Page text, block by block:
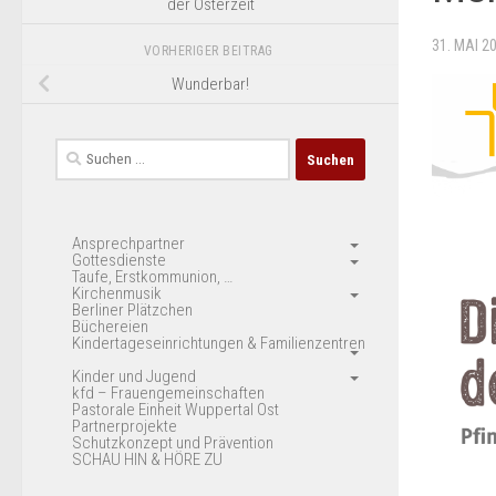
31. MAI
der Osterzeit
VORHERIGER BEITRAG
Wunderbar!
Suchen
nach:
Ansprechpartner
Gottesdienste
Taufe, Erstkommunion, …
Kirchenmusik
Berliner Plätzchen
Büchereien
Kindertageseinrichtungen & Familienzentren
Kinder und Jugend
kfd – Frauengemeinschaften
Pastorale Einheit Wuppertal Ost
Partnerprojekte
Schutzkonzept und Prävention
SCHAU HIN & HÖRE ZU